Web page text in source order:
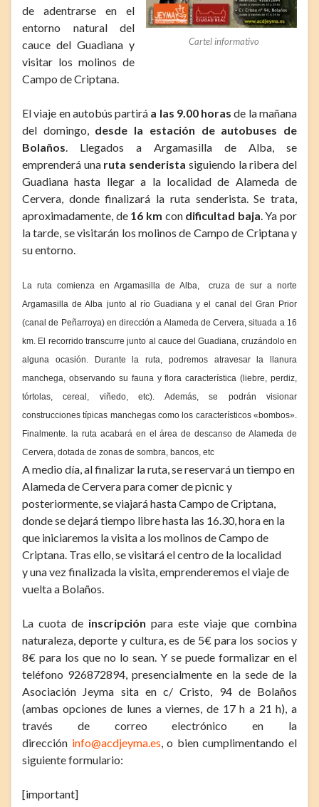
Cartel informativo
de adentrarse en el
entorno natural del
cauce del Guadiana y
visitar los molinos de
Campo de Criptana.
El viaje en autobús partirá a las 9.00 horas de la mañana
del domingo, desde la estación de autobuses de
Bolaños. Llegados a Argamasilla de Alba, se
emprenderá una ruta senderista siguiendo la ribera del
Guadiana hasta llegar a la localidad de Alameda de
Cervera, donde finalizará la ruta senderista. Se trata,
aproximadamente, de 16 km con dificultad baja. Ya por
la tarde, se visitarán los molinos de Campo de Criptana y
su entorno.
La ruta comienza en Argamasilla de Alba, cruza de sur a norte
Argamasilla de Alba junto al río Guadiana y el canal del Gran Prior
(canal de Peñarroya) en dirección a Alameda de Cervera, situada a 16
km. El recorrido transcurre junto al cauce del Guadiana, cruzándolo en
alguna ocasión. Durante la ruta, podremos atravesar la llanura
manchega, observando su fauna y flora característica (liebre, perdiz,
tórtolas, cereal, viñedo, etc). Además, se podrán visionar
construcciones típicas manchegas como los característicos «bombos».
Finalmente. la ruta acabará en el área de descanso de Alameda de
Cervera, dotada de zonas de sombra, bancos, etc
A medio día, al finalizar la ruta, se reservará un tiempo en
Alameda de Cervera para comer de picnic y
posteriormente, se viajará hasta Campo de Criptana,
donde se dejará tiempo libre hasta las 16.30, hora en la
que iniciaremos la visita a los molinos de Campo de
Criptana. Tras ello, se visitará el centro de la localidad
y una vez finalizada la visita, emprenderemos el viaje de
vuelta a Bolaños.
La cuota de inscripción para este viaje que combina
naturaleza, deporte y cultura, es de 5€ para los socios y
8€ para los que no lo sean. Y se puede formalizar en el
teléfono 926872894, presencialmente en la sede de la
Asociación Jeyma sita en c/ Cristo, 94 de Bolaños
(ambas opciones de lunes a viernes, de 17 h a 21 h), a
través de correo electrónico en la
dirección info@acdjeyma.es, o bien cumplimentando el
siguiente formulario:
[important]